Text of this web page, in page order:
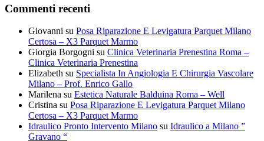
Commenti recenti
Giovanni su Posa Riparazione E Levigatura Parquet Milano
Certosa – X3 Parquet Marmo
Giorgia Borgogni su Clinica Veterinaria Prenestina Roma –
Clinica Veterinaria Prenestina
Elizabeth su Specialista In Angiologia E Chirurgia Vascolare
Milano – Prof. Enrico Gallo
Marilena su Estetica Naturale Balduina Roma – Well
Cristina su Posa Riparazione E Levigatura Parquet Milano
Certosa – X3 Parquet Marmo
Idraulico Pronto Intervento Milano su Idraulico a Milano ”
Gravano “